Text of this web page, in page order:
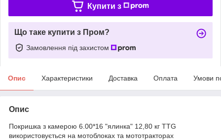
Купити з
Що таке купити з Пром?
Замовлення під захистом
Опис Характеристики Доставка Оплата Умови
Опис
Покришка з камерою 6.00*16 "ялинка" 12,80 кг TTG
використовується на мотоблоках та мототракторах